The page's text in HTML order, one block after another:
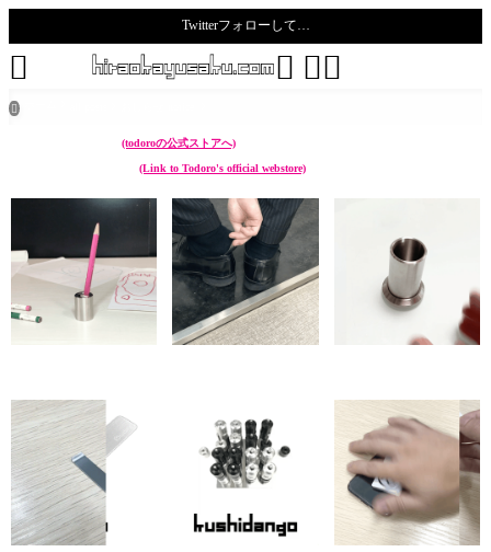
Twitterフォローして…
 


(todoroの公式ストアへ)
(Link to Todoro's official webstore)